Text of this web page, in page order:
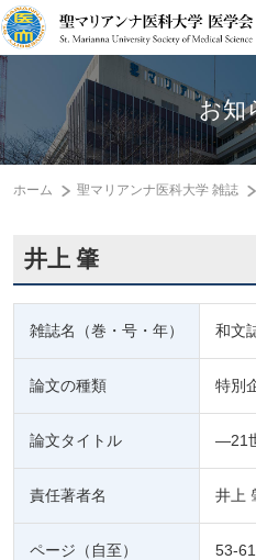
お知
ホーム 聖マリアンナ医科大学 雑誌
井上 肇
雑誌名（巻・号・年） 和文
論文の種類 特別
論文タイトル ―21
責任著者名 井上
ページ（自至） 53-61